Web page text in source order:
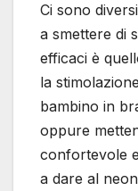
Ci sono
a smettere di
efficaci è
la
bambino in
oppure
confortevole
a dare al